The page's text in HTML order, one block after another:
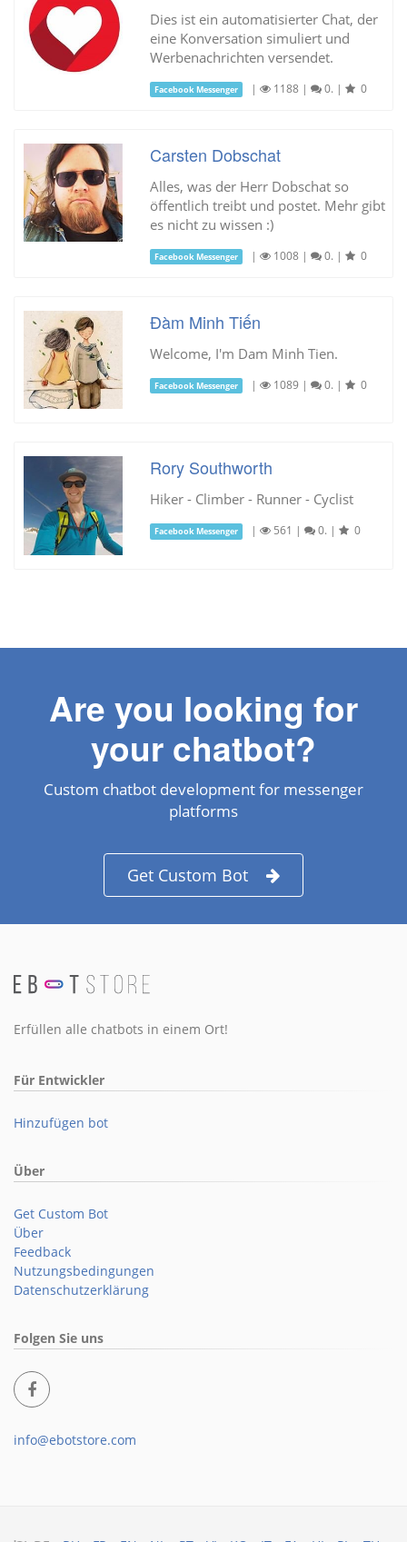
Dies ist ein automatisierter Chat, der
eine Konversation simuliert und
Werbenachrichten versendet.
Facebook Messenger | 1188 | 0. | 0
Carsten Dobschat
Alles, was der Herr Dobschat so
öffentlich treibt und postet. Mehr gibt
es nicht zu wissen :)
Facebook Messenger | 1008 | 0. | 0
Đàm Minh Tiến
Welcome, I'm Dam Minh Tien.
Facebook Messenger | 1089 | 0. | 0
Rory Southworth
Hiker - Climber - Runner - Cyclist
Facebook Messenger | 561 | 0. | 0
Are you looking for
your chatbot?
Custom chatbot development for messenger
platforms
Get Custom Bot
Erfüllen alle chatbots in einem Ort!
Für Entwickler
Hinzufügen bot
Über
Get Custom Bot
Über
Feedback
Nutzungsbedingungen
Datenschutzerklärung
Folgen Sie uns
info@ebotstore.com